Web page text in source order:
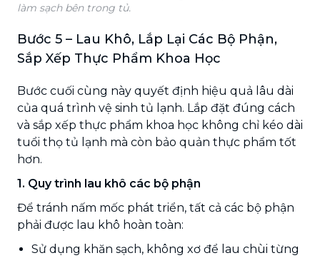
làm sạch bên trong tủ.
Bước 5 – Lau Khô, Lắp Lại Các Bộ Phận,
Sắp Xếp Thực Phẩm Khoa Học
Bước cuối cùng này quyết định hiệu quả lâu dài
của quá trình vệ sinh tủ lạnh. Lắp đặt đúng cách
và sắp xếp thực phẩm khoa học không chỉ kéo dài
tuổi thọ tủ lạnh mà còn bảo quản thực phẩm tốt
hơn.
1. Quy trình lau khô các bộ phận
Để tránh nấm mốc phát triển, tất cả các bộ phận
phải được lau khô hoàn toàn:
Sử dụng khăn sạch, không xơ để lau chùi từng